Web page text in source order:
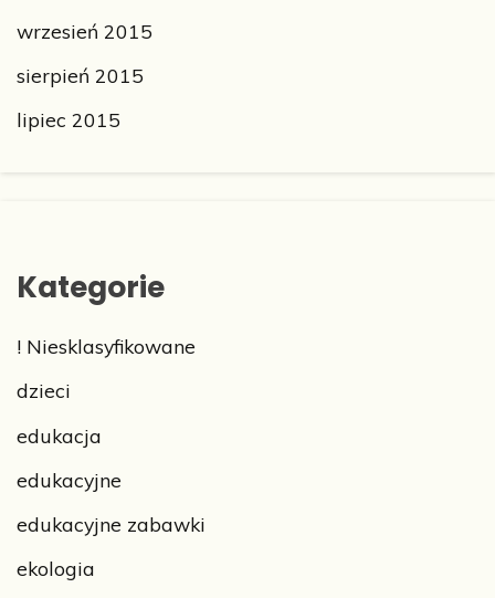
wrzesień 2015
sierpień 2015
lipiec 2015
Kategorie
! Niesklasyfikowane
dzieci
edukacja
edukacyjne
edukacyjne zabawki
ekologia